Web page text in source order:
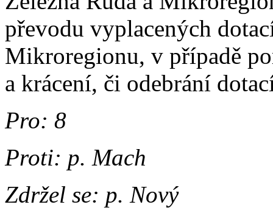
převodu vyplacených
Mikroregionu, v případě
a krácení, či odebrání
Pro: 8
Proti: p. Mach
Zdržel se: p. Nový